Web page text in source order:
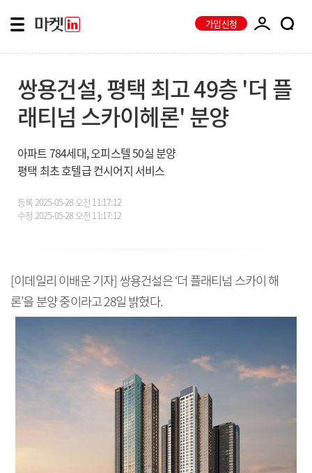
가입신청
쌍용건설, 평택 최고 49층 '더 플
래티넘 스카이헤론' 분양
아파트 784세대, 오피스텔 50실 분양
평택 최초 호텔급 컨시어지 서비스
등록2025-05-28 오전 11:17:12
수정 2025-05-28 오전 11:17:12
[이데일리 이배운 기자] 쌍용건설은 ‘더 플래티넘 스카이 해
론’을 분양 중이라고 28일 밝혔다.